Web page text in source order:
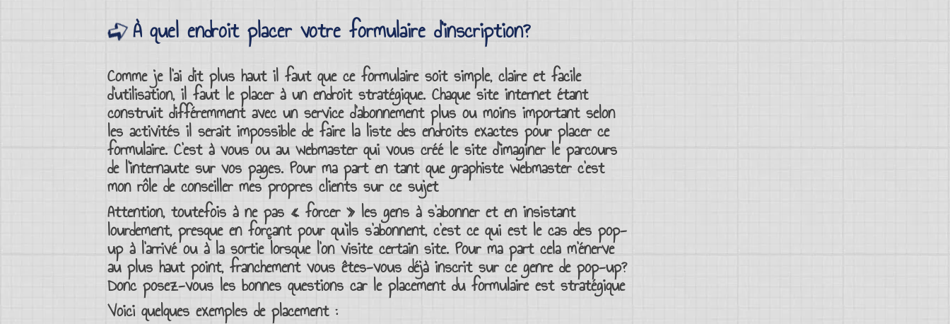
À quel endroit placer votre formulaire d’inscription?
Comme je l’ai dit plus haut il faut que ce formulairesoit simple, claire et facile
d’utilisation, il faut le placer à un endroit stratégique. Chaquesite internetétant
construit différemment avec un service d’abonnementplus ou moins important selon
les activités il serait impossible de faire la liste des endroits exactes pour placer ce
formulaire. C’est à vous ou au webmasterqui vous créé le site d’imaginer le parcours
de l’internaute sur vos pages. Pour ma part en tant que graphistewebmasterc’est
mon rôle de conseiller mes propres clients sur ce sujet
Attention, toutefois à ne pas « forcer » les gens à s’abonneret en insistant
lourdement, presque en forçant pour qu’ils s’abonnent, c’est ce qui est le cas des pop-
up à l’arrivé ou à la sortie lorsque l’on visite certain site. Pour ma part cela m’énerve
au plus haut point, franchement vous êtes-vous déjà inscritsur ce genre de pop-up?
Donc posez-vous les bonnes questions car le placement du formulaire est stratégique
Voici quelques exemples de placement: